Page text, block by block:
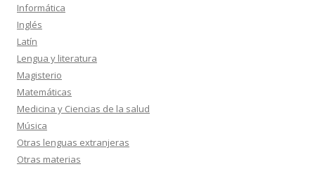
Informática
Inglés
Latín
Lengua y literatura
Magisterio
Matemáticas
Medicina y Ciencias de la salud
Música
Otras lenguas extranjeras
Otras materias